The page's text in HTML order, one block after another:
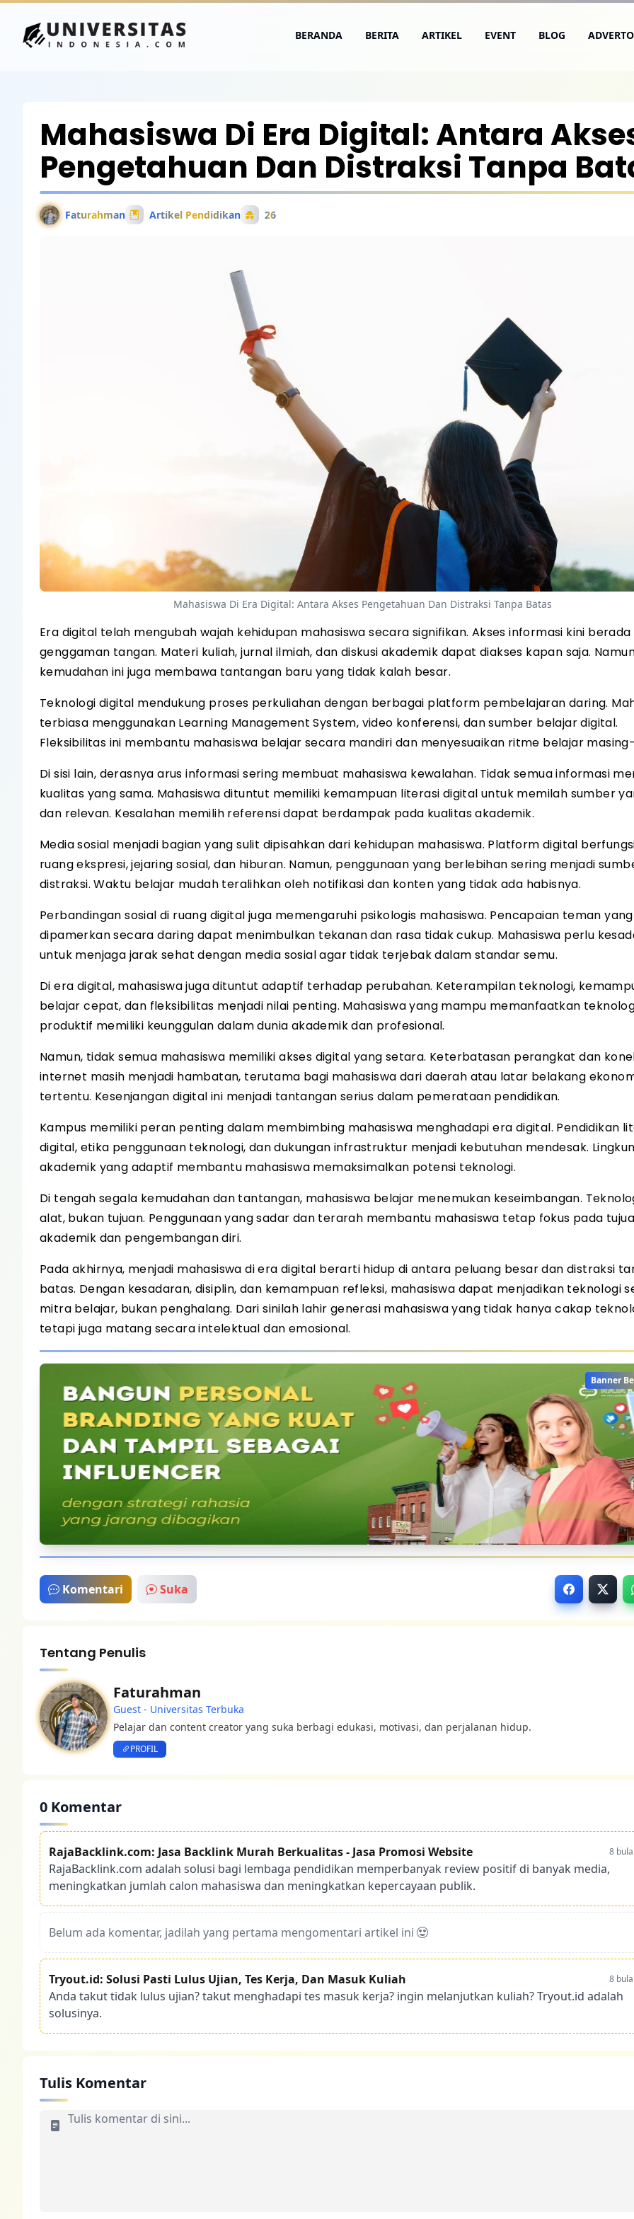
BERANDA BERITA ARTIKEL EVENT BLOG
Mahasiswa Di Era Digital: Antara
Pengetahuan Dan Distraksi Tanpa
Faturahman Artikel Pendidikan 26
Mahasiswa Di Era Digital: Antara Akses Pengetahuan Dan Distraksi Tanpa Batas
Era digital telah mengubah wajah kehidupan mahasiswa secara signifikan. Akses informasi kini
genggaman tangan. Materi kuliah, jurnal ilmiah, dan diskusi akademik dapat diakses kapan saja.
kemudahan ini juga membawa tantangan baru yang tidak kalah besar.
Teknologi digital mendukung proses perkuliahan dengan berbagai platform pembelajaran daring.
terbiasa menggunakan Learning Management System, video konferensi, dan sumber belajar digital.
Fleksibilitas ini membantu mahasiswa belajar secara mandiri dan menyesuaikan ritme belajar
Di sisi lain, derasnya arus informasi sering membuat mahasiswa kewalahan. Tidak semua informasi
kualitas yang sama. Mahasiswa dituntut memiliki kemampuan literasi digital untuk memilah sumber
dan relevan. Kesalahan memilih referensi dapat berdampak pada kualitas akademik.
Media sosial menjadi bagian yang sulit dipisahkan dari kehidupan mahasiswa. Platform digital
ruang ekspresi, jejaring sosial, dan hiburan. Namun, penggunaan yang berlebihan sering menjadi
distraksi. Waktu belajar mudah teralihkan oleh notifikasi dan konten yang tidak ada habisnya.
Perbandingan sosial di ruang digital juga memengaruhi psikologis mahasiswa. Pencapaian teman yang
dipamerkan secara daring dapat menimbulkan tekanan dan rasa tidak cukup. Mahasiswa perlu
untuk menjaga jarak sehat dengan media sosial agar tidak terjebak dalam standar semu.
Di era digital, mahasiswa juga dituntut adaptif terhadap perubahan. Keterampilan teknologi,
belajar cepat, dan fleksibilitas menjadi nilai penting. Mahasiswa yang mampu memanfaatkan
produktif memiliki keunggulan dalam dunia akademik dan profesional.
Namun, tidak semua mahasiswa memiliki akses digital yang setara. Keterbatasan perangkat dan
internet masih menjadi hambatan, terutama bagi mahasiswa dari daerah atau latar belakang
tertentu. Kesenjangan digital ini menjadi tantangan serius dalam pemerataan pendidikan.
Kampus memiliki peran penting dalam membimbing mahasiswa menghadapi era digital. Pendidikan
digital, etika penggunaan teknologi, dan dukungan infrastruktur menjadi kebutuhan mendesak.
akademik yang adaptif membantu mahasiswa memaksimalkan potensi teknologi.
Di tengah segala kemudahan dan tantangan, mahasiswa belajar menemukan keseimbangan.
alat, bukan tujuan. Penggunaan yang sadar dan terarah membantu mahasiswa tetap fokus pada
akademik dan pengembangan diri.
Pada akhirnya, menjadi mahasiswa di era digital berarti hidup di antara peluang besar dan distraksi
batas. Dengan kesadaran, disiplin, dan kemampuan refleksi, mahasiswa dapat menjadikan teknologi
mitra belajar, bukan penghalang. Dari sinilah lahir generasi mahasiswa yang tidak hanya cakap
tetapi juga matang secara intelektual dan emosional.
Banner
Komentari Suka
Tentang Penulis
Faturahman
Guest - Universitas Terbuka
Pelajar dan content creator yang suka berbagi edukasi, motivasi, dan perjalanan hidup.
PROFIL
0 Komentar
RajaBacklink.com: Jasa Backlink Murah Berkualitas - Jasa Promosi Website 8
RajaBacklink.com adalah solusi bagi lembaga pendidikan memperbanyak review positif di banyak media,
meningkatkan jumlah calon mahasiswa dan meningkatkan kepercayaan publik.
Belum ada komentar, jadilah yang pertama mengomentari artikel ini
Tryout.id: Solusi Pasti Lulus Ujian, Tes Kerja, Dan Masuk Kuliah 8
Anda takut tidak lulus ujian? takut menghadapi tes masuk kerja? ingin melanjutkan kuliah? Tryout.id adalah
solusinya.
Tulis Komentar